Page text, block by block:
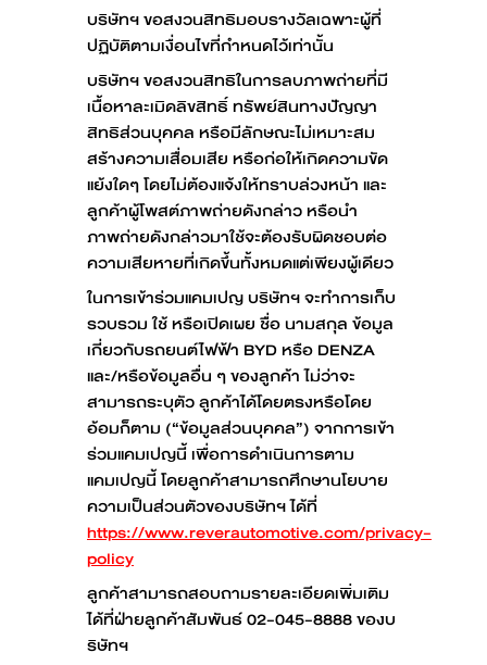
บริษัทฯ ขอสงวนสิทธิมอบรางวัลเฉพาะผู้ที่
ปฏิบัติตามเงื่อนไขที่กำหนดไว้เท่านั้น
บริษัทฯ ขอสงวนสิทธิในการลบภาพถ่ายที่มี
เนื้อหาละเมิดลิขสิทธิ์ ทรัพย์สินทางปัญญา
สิทธิส่วนบุคคล หรือมีลักษณะไม่เหมาะสม
สร้างความเสื่อมเสีย หรือก่อให้เกิดความขัด
แย้งใดๆ โดยไม่ต้องแจ้งให้ทราบล่วงหน้า และ
ลูกค้าผู้โพสต์ภาพถ่ายดังกล่าว หรือนำ
ภาพถ่ายดังกล่าวมาใช้จะต้องรับผิดชอบต่อ
ความเสียหายที่เกิดขึ้นทั้งหมดแต่เพียงผู้เดียว
ในการเข้าร่วมแคมเปญ บริษัทฯ จะทำการเก็บ
รวบรวม ใช้ หรือเปิดเผย ชื่อ นามสกุล ข้อมูล
เกี่ยวกับรถยนต์ไฟฟ้า BYD หรือ DENZA
และ/หรือข้อมูลอื่น ๆ ของลูกค้า ไม่ว่าจะ
สามารถระบุตัว ลูกค้าได้โดยตรงหรือโดย
อ้อมก็ตาม (“ข้อมูลส่วนบุคคล”) จากการเข้า
ร่วมแคมเปญนี้ เพื่อการดำเนินการตาม
แคมเปญนี้ โดยลูกค้าสามารถศึกษานโยบาย
ความเป็นส่วนตัวของบริษัทฯ ได้ที่
https://www.reverautomotive.com/privacy-
policy
ลูกค้าสามารถสอบถามรายละเอียดเพิ่มเติม
ได้ที่ฝ่ายลูกค้าสัมพันธ์ 02-045-8888 ของบ
ริษัทฯ